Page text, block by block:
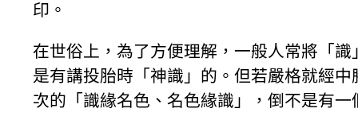
印。
在世俗上，為了方便理解，一般人常將「
是有講投胎時「神識」的。但若嚴格就經
次的「識緣名色、名色緣識」，倒不是有